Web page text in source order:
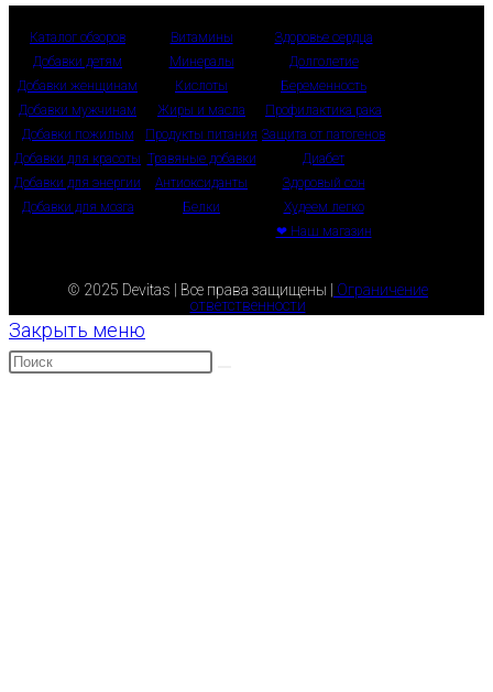
Каталог обзоров
Добавки детям
Добавки женщинам
Добавки мужчинам
Добавки пожилым
Добавки для красоты
Добавки для энергии
Добавки для мозга
Витамины
Минералы
Кислоты
Жиры и масла
Продукты питания
Травяные добавки
Антиоксиданты
Белки
Здоровье сердца
Долголетие
Беременность
Профилактика рака
Защита от патогенов
Диабет
Здоровый сон
Худеем легко
❤ Наш магазин
© 2025 Devitas | Все права защищены |
Ограничение
ответственности
Закрыть меню